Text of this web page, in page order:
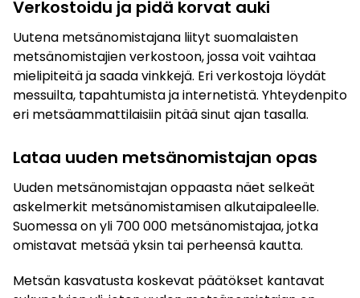
Verkostoidu ja pidä korvat auki
Uutena metsänomistajana liityt suomalaisten
metsänomistajien verkostoon, jossa voit vaihtaa
mielipiteitä ja saada vinkkejä. Eri verkostoja löydät
messuilta, tapahtumista ja internetistä. Yhteydenpito
eri metsäammattilaisiin pitää sinut ajan tasalla.
Lataa uuden metsänomistajan opas
Uuden metsänomistajan oppaasta näet selkeät
askelmerkit metsänomistamisen alkutaipaleelle.
Suomessa on yli 700 000 metsänomistajaa, jotka
omistavat metsää yksin tai perheensä kautta.
Metsän kasvatusta koskevat päätökset kantavat